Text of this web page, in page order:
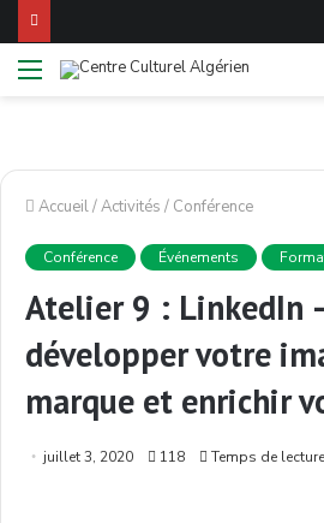
Menu
Accueil/Activités / Conférence
Conférence Événements
Atelier 9 : LinkedIn
développer votre
marque et enrichir
juillet 3, 2020 118 Temps de